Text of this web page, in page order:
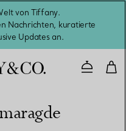
von Tiffany.
Nachrichten, kuratierte
Updates an.